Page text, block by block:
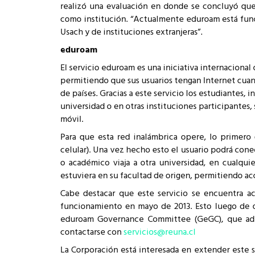
realizó una evaluación en donde se concluyó
como institución. “Actualmente eduroam está
Usach y de instituciones extranjeras”.
eduroam
El servicio eduroam es una iniciativa
permitiendo que sus usuarios tengan Internet
de países. Gracias a este servicio los
universidad o en otras instituciones
móvil.
Para que esta red inalámbrica opere, lo
celular). Una vez hecho esto el usuario podrá
o académico viaja a otra universidad, en
estuviera en su facultad de origen, permitiendo
Cabe destacar que este servicio se encuentra
funcionamiento en mayo de 2013. Esto luego
eduroam Governance Committee (GeGC), que
contactarse conservicios@reuna.cl
La Corporación está interesada en extender